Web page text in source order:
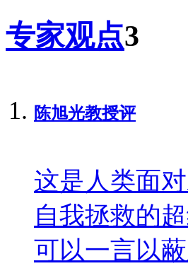
专家观点3
陈旭光教授评
这是人类面
自我拯救的超
可以一言以